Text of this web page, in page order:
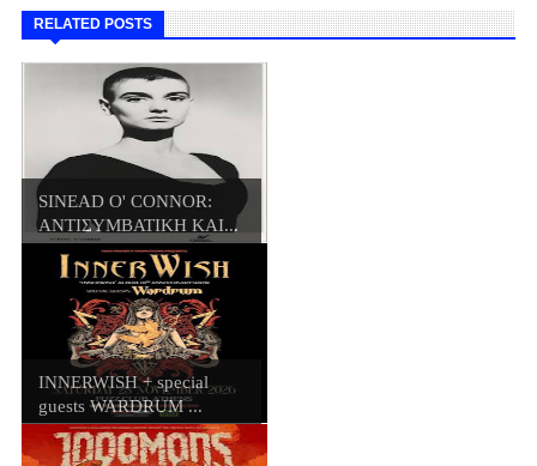
RELATED POSTS
SINEAD O' CONNOR:
ΑΝΤΙΣΥΜΒΑΤΙΚΗ ΚΑΙ...
INNERWISH + special
guests WARDRUM ...